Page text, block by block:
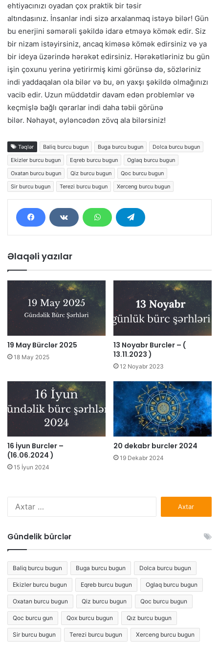
ehtiyacınızı oyadan çox praktik bir təsir
altındasınız. İnsanlar indi sizə arxalanmaq istəyə bilər! Gün
bu enerjini səmərəli şəkildə idarə etməyə kömək edir. Siz
bir nizam istəyirsiniz, ancaq kiməsə kömək edirsiniz və ya
bir ideya üzərində hərəkət edirsiniz. Hərəkətləriniz bu gün
işin çoxunu yerinə yetirirmiş kimi görünsə də, sözləriniz
indi yaddaqalan ola bilər və bu, ən yaxşı şəkildə olmağınızı
vacib edir. Uzun müddətdir davam edən problemlər və
keçmişlə bağlı qərarlar indi daha təbii görünə
bilər. Nəhayət, əyləncədən zövq ala bilərsiniz!
Təqlər Baliq burcu bugun Buga burcu bugun
Dolca burcu bugun
Ekizler burcu bugun
Eqreb burcu bugun
Oglaq burcu bugun
Oxatan burcu bugun
Qiz burcu bugun
Qoc burcu bugun
Sir burcu bugun
Terezi burcu bugun Xerceng burcu bugun
Əlaqəli yazılar
19 May Bürclər 2025
18 May 2025
13 Noyabr Burcler – (
13.11.2023 )
12 Noyabr 2023
16 İyun Burcler –
(16.06.2024 )
15 İyun 2024
20 dekabr burcler 2024
19 Dekabr 2024
Gündelik bürclər
Baliq burcu bugun Buga burcu bugun Dolca burcu bugun
Ekizler burcu bugun Eqreb burcu bugun Oglaq burcu bugun
Oxatan burcu bugun Qiz burcu bugun Qoc burcu bugun
Qoc burcu gun Qox burcu bugun Qız burcu bugun
Sir burcu bugun Terezi burcu bugun Xerceng burcu bugun